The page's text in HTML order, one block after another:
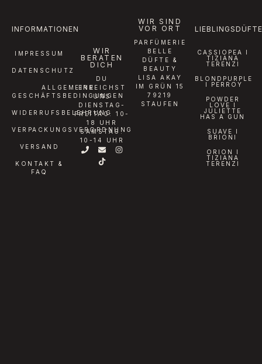
INFORMATIONEN
IMPRESSUM
DATENSCHUTZ
ALLGEMEINE
GESCHÄFTSBEDINGUNGEN
WIDERRUFSBELEHRUNG
VERPACKUNGSVERORDNUNG
VERSAND
KONTAKT &
FAQ
WIR
BERATEN
DICH
DU
ERREICHST
UNS
DIENSTAG-
FREITAG: 10-
18 UHR
SAMSTAG:
10-14 UHR
WIR SIND
VOR ORT
PARFÜMERIE
BELLE
DÜFTE &
BEAUTY
LISA AKAY
IM GRÜN 15
79219
STAUFEN
CASSIOPEA I
TIZIANA
TERENZI
BLONDPURPLE
I PERROY
POWDER
LOVE I
JULIETTE
HAS A GUN
SUAVE I
BRIONI
ORION I
TIZIANA
TERENZI